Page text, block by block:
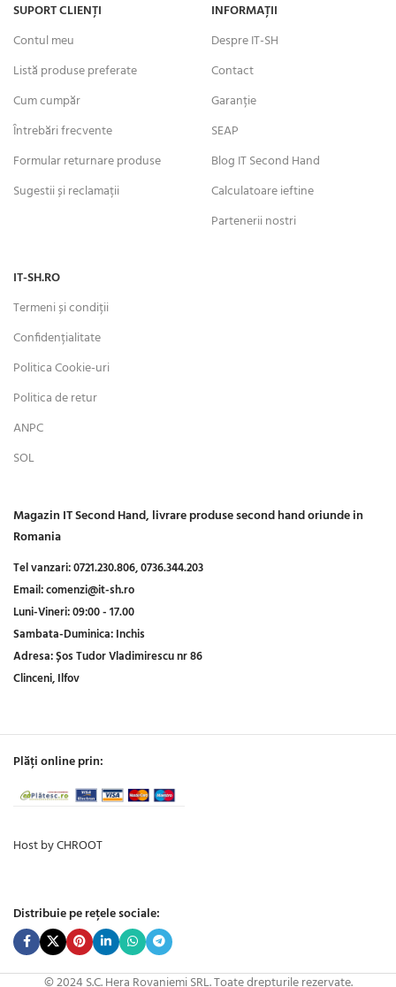
SUPORT CLIENȚI
Contul meu
Listă produse preferate
Cum cumpăr
Întrebări frecvente
Formular returnare produse
Sugestii și reclamații
INFORMAȚII
Despre IT-SH
Contact
Garanție
SEAP
Blog IT Second Hand
Calculatoare ieftine
Partenerii nostri
IT-SH.RO
Termeni și condiții
Confidențialitate
Politica Cookie-uri
Politica de retur
ANPC
SOL
Magazin IT Second Hand, livrare produse second hand oriunde in
Romania
Tel vanzari:0721.230.806,0736.344.203
Email:comenzi@it-sh.ro
Luni-Vineri:09:00 - 17.00
Sambata-Duminica:Inchis
Adresa:Șos Tudor Vladimirescu nr 86
Clinceni, Ilfov
Plăți online prin:
Host by CHROOT
Distribuie pe rețele sociale: